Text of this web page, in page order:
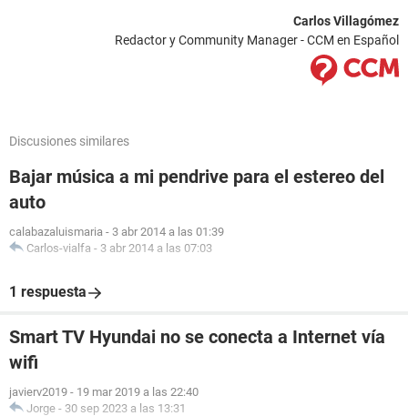
Carlos Villagómez
Redactor y Community Manager - CCM en Español
Discusiones similares
Bajar música a mi pendrive para el estereo del
auto
calabazaluismaria - 3 abr 2014 a las 01:39
Carlos-vialfa - 3 abr 2014 a las 07:03
1 respuesta
Smart TV Hyundai no se conecta a Internet vía
wifi
javierv2019 - 19 mar 2019 a las 22:40
Jorge - 30 sep 2023 a las 13:31